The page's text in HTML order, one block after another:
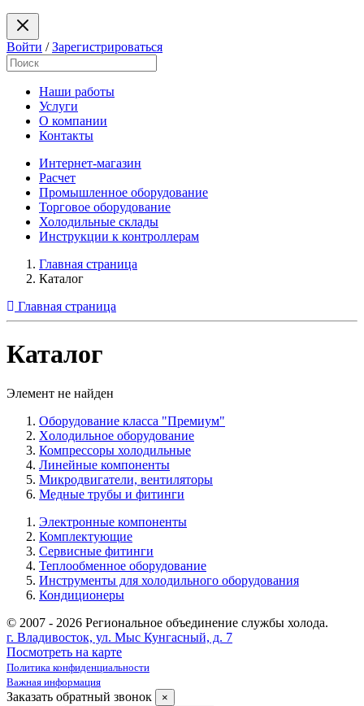
Войти /Зарегистрироваться
Наши работы
Услуги
О компании
Контакты
Интернет-магазин
Расчет
Промышленное оборудование
Торговое оборудование
Холодильные склады
Инструкции к контроллерам
Главная страница
Каталог
Главная страница
Каталог
Элемент не найден
Оборудование класса "Премиум"
Xолодильное оборудование
Компрессоры холодильные
Линейные компоненты
Микродвигатели, вентиляторы
Медные трубы и фитинги
Электронные компоненты
Комплектующие
Сервисные фитинги
Теплообменное оборудование
Инструменты для холодильного оборудования
Кондиционеры
© 2007 - 2026 Региональное объединение службы холода.
г. Владивосток, ул. Мыс Кунгасный, д. 7
Посмотреть на карте
Политика конфиденциальности
Важная информация
Заказать обратный звонок ×